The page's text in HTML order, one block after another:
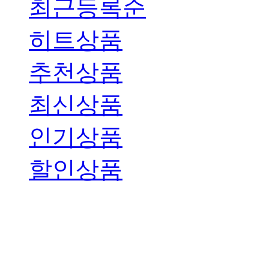
최근등록순
히트상품
추천상품
최신상품
인기상품
할인상품